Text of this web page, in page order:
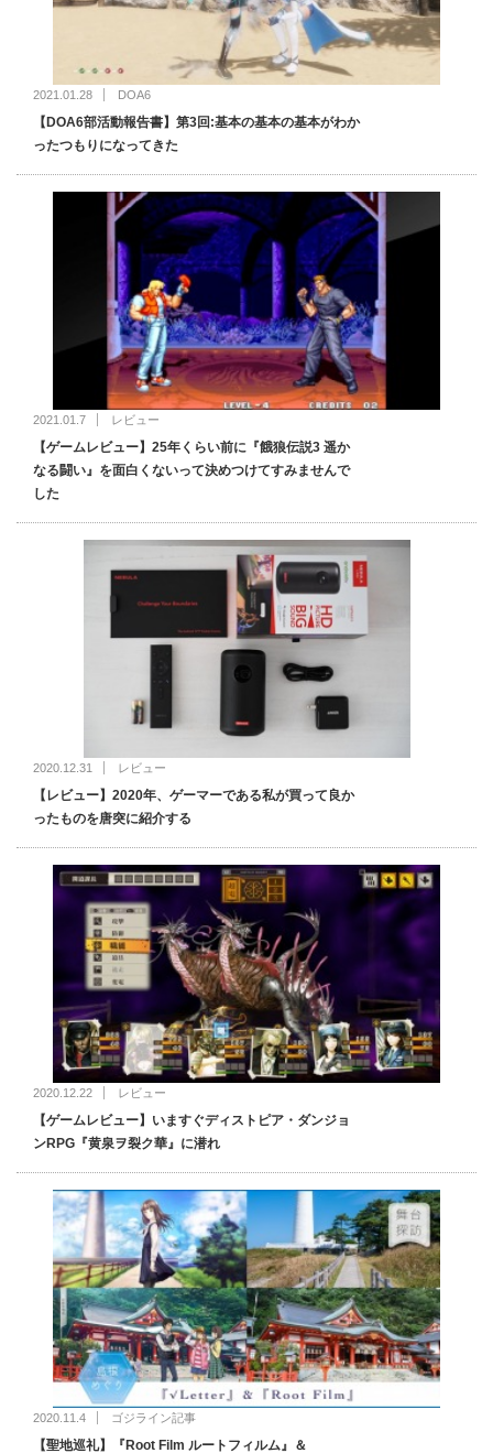
2021.01.28 DOA6
【DOA6部活動報告書】第3回:基本の基本の基本がわか
ったつもりになってきた
2021.01.7 レビュー
【ゲームレビュー】25年くらい前に『餓狼伝説3 遥か
なる闘い』を面白くないって決めつけてすみませんで
した
2020.12.31 レビュー
【レビュー】2020年、ゲーマーである私が買って良か
ったものを唐突に紹介する
2020.12.22 レビュー
【ゲームレビュー】いますぐディストピア・ダンジョ
ンRPG『黄泉ヲ裂ク華』に潜れ
2020.11.4 ゴジライン記事
【聖地巡礼】『Root Film ルートフィルム』＆